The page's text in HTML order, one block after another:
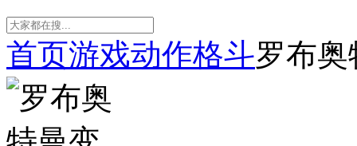
首页游戏动作格斗罗布